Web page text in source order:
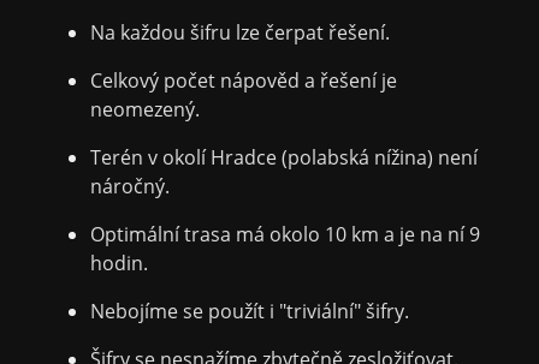
Na každou šifru lze čerpat řešení.
Celkový počet nápověd a řešení je
neomezený.
Terén v okolí Hradce (polabská nížina) není
náročný.
Optimální trasa má okolo 10 km a je na ní 9
hodin.
Nebojíme se použít i "triviální" šifry.